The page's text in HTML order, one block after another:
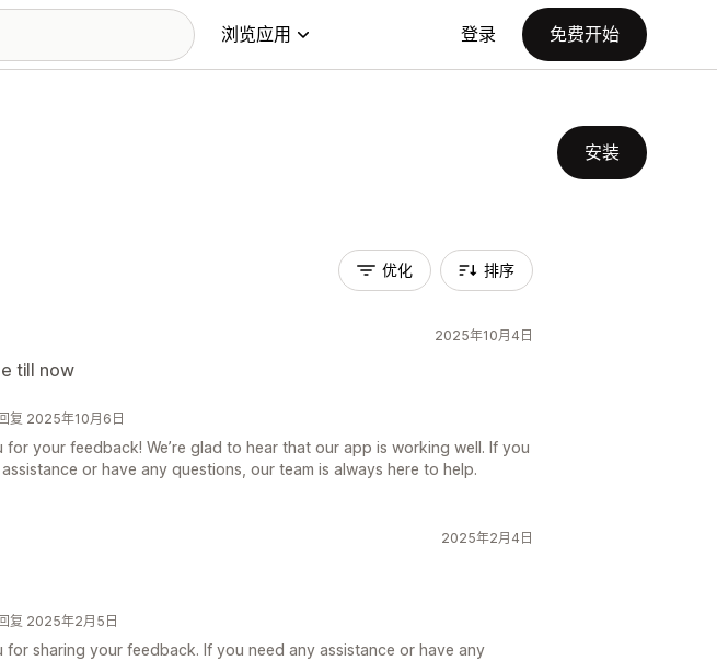
浏览应用 登录 免费开始
安装
优化 排序
2025年10月4日
till now
复 2025年10月6日
for your feedback! We’re glad to hear that our app is working well. If you
or have any questions, our team is always here to help.
2025年2月4日
复 2025年2月5日
for sharing your feedback. If you need any assistance or have any